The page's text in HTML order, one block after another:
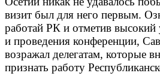
визит был для него первым.
работай РК и отметив высокий
и проведения конференции,
возражал делегатам, которые
признать работу